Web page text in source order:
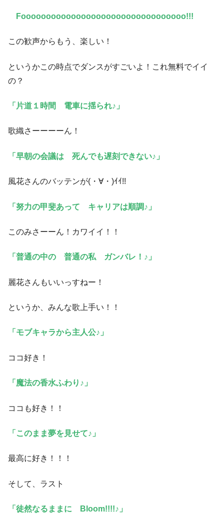
Fooooooooooooooooooooooooooooooooo!!!
この歓声からもう、楽しい！
というかこの時点でダンスがすごいよ！これ無料でイイ
の？
「片道１時間 電車に揺られ♪」
歌織さーーーーん！
「早朝の会議は 死んでも遅刻できない♪」
風花さんのバッテンが(・∀・)ｲｲ!!
「努力の甲斐あって キャリアは順調♪」
このみさーーん！カワイイ！！
「普通の中の 普通の私 ガンバレ！♪」
麗花さんもいいっすねー！
というか、みんな歌上手い！！
「モブキャラから主人公♪」
ココ好き！
「魔法の香水ふわり♪」
ココも好き！！
「このまま夢を見せて♪」
最高に好き！！！
そして、ラスト
「徒然なるままに Bloom!!!!♪」